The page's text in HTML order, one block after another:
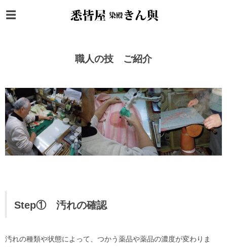
職人の技 ご紹介
Step① 汚れの確認
汚れの種類や状態によって、つかう薬品や薬品の濃度が変わりま